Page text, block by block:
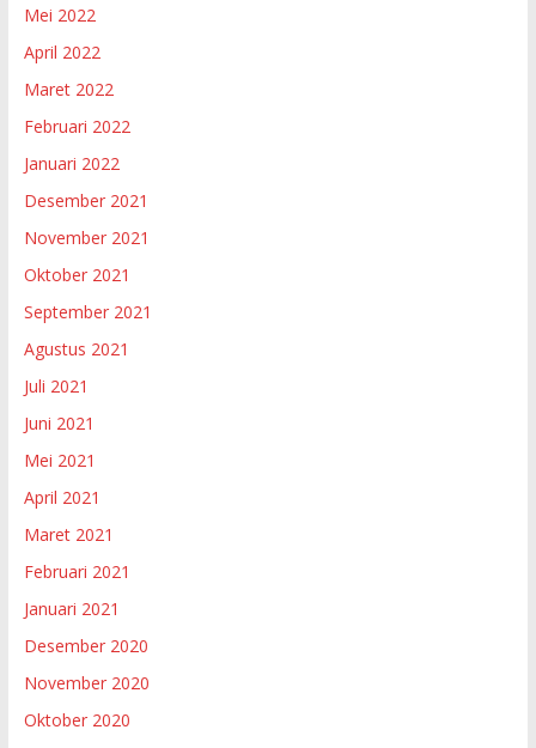
Mei 2022
April 2022
Maret 2022
Februari 2022
Januari 2022
Desember 2021
November 2021
Oktober 2021
September 2021
Agustus 2021
Juli 2021
Juni 2021
Mei 2021
April 2021
Maret 2021
Februari 2021
Januari 2021
Desember 2020
November 2020
Oktober 2020